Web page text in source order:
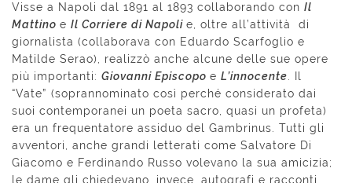
Visse a Napoli dal 1891 al 1893 collabo­rando con Il
Mattino e Il Corriere di Napoli e, oltre all’attività di
giornalista (collaborava con Eduardo Scarfoglio e
Matilde Serao), rea­lizzò anche alcune delle sue opere
più impor­tanti: Giovanni Episcopo e L’innocente . Il
“Vate” (soprannomina­to così perché considerato dai
suoi contem­poranei un poeta sacro, quasi un profeta)
era un frequentatore assiduo del Gambrinus. Tutti gli
avvento­ri, anche grandi letterati come Salvatore Di
Giacomo e Ferdinando Russo volevano la sua amicizia;
le dame gli chiedevano, invece, au­tografi e racconti